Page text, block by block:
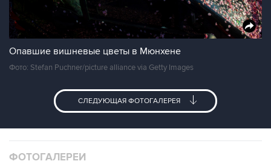
Опавшие вишневые цветы в Мюнхене
Фото: Stefan Puchner/picture alliance via Getty Images
СЛЕДУЮЩАЯ ФОТОГАЛЕРЕЯ
ФОТОГАЛЕРЕИ